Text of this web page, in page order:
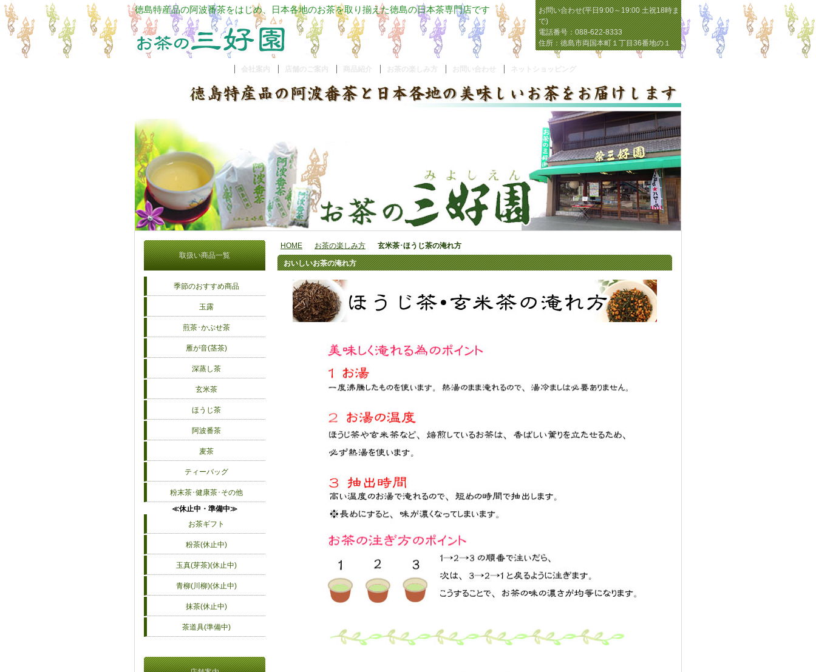
徳島特産品の阿波番茶をはじめ、日本各地のお茶を取り揃えた徳島の日本茶専門店です
お問い合わせ(平日9:00～19:00 土祝18時ま
で)
電話番号：088-622-8333
住所：徳島市両国本町１丁目36番地の１
HOME お茶の楽しみ方 玄米茶･ほうじ茶の淹れ方
おいしいお茶の淹れ方
取扱い商品一覧
季節のおすすめ商品
玉露
煎茶･かぶせ茶
雁が音(茎茶)
深蒸し茶
玄米茶
ほうじ茶
阿波番茶
麦茶
ティーバッグ
粉末茶･健康茶･その他
≪休止中・準備中≫
お茶ギフト
粉茶(休止中)
玉真(芽茶)(休止中)
青柳(川柳)(休止中)
抹茶(休止中)
茶道具(準備中)